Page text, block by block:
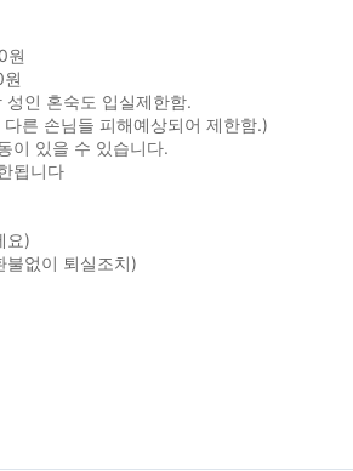
원
인 혼숙도 입실제한함.
른 손님들 피해예상되어 제한함.)
이 있을 수 있습니다.
됩니다
요)
불없이 퇴실조치)